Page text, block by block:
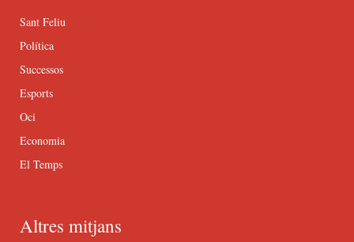
Sant Feliu
Política
Successos
Esports
Oci
Economia
El Temps
Altres mitjans